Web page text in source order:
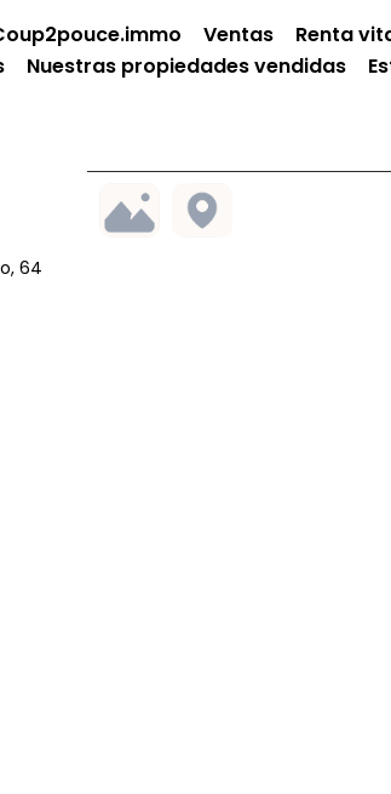
Ventas Renta
Nuestras propiedades vendidas
64